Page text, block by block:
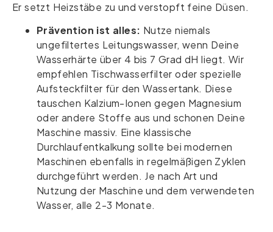
Er setzt Heizstäbe zu und verstopft feine Düsen.
Prävention ist alles: Nutze niemals
ungefiltertes Leitungswasser, wenn Deine
Wasserhärte über 4 bis 7 Grad dH liegt. Wir
empfehlen Tischwasserfilter oder spezielle
Aufsteckfilter für den Wassertank. Diese
tauschen Kalzium-Ionen gegen Magnesium
oder andere Stoffe aus und schonen Deine
Maschine massiv. Eine klassische
Durchlaufentkalkung sollte bei modernen
Maschinen ebenfalls in regelmäßigen Zyklen
durchgeführt werden. Je nach Art und
Nutzung der Maschine und dem verwendeten
Wasser, alle 2-3 Monate.